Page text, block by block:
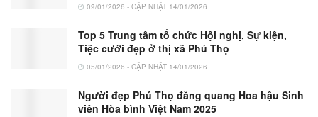
09/01/2026 - CẬP NHẬT 14/01/2026
Top 5 Trung tâm tổ chức Hội nghị, Sự kiện,
Tiệc cưới đẹp ở thị xã Phú Thọ
05/01/2026 - CẬP NHẬT 14/01/2026
Người đẹp Phú Thọ đăng quang Hoa hậu Sinh
viên Hòa bình Việt Nam 2025